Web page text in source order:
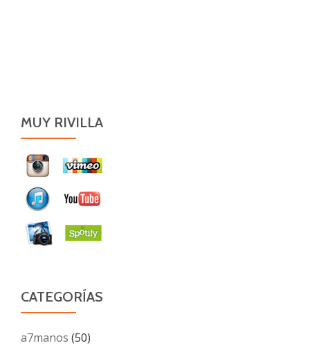
MUY RIVILLA
CATEGORÍAS
a7manos (50)